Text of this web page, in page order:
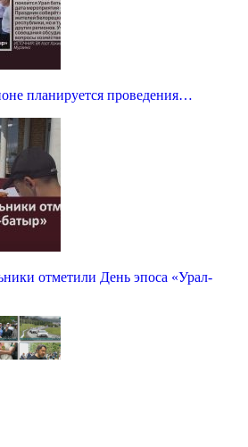
планируется проведения…
отметили День эпоса «Урал-